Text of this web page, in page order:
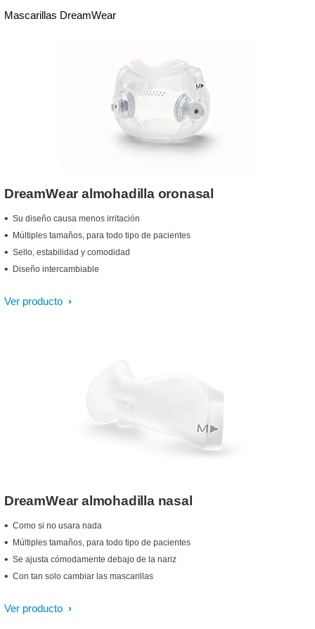
Mascarillas DreamWear
DreamWear almohadilla oronasal
Su diseño causa menos irritación
Múltiples tamaños, para todo tipo de pacientes
Sello, estabilidad y comodidad
Diseño intercambiable
Ver producto
DreamWear almohadilla nasal
Como si no usara nada
Múltiples tamaños, para todo tipo de pacientes
Se ajusta cómodamente debajo de la nariz
Con tan solo cambiar las mascarillas
Ver producto